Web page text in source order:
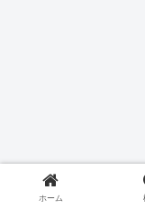
ホーム